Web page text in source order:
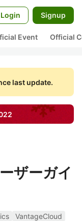
Login Signup
Event Official
last update.
ザーガイ
VantageCloud